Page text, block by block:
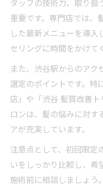
トリートメント専
美容室のトリ
理由
専門店ならで
美容室と専門
ト
トリートメン
解説
渋谷エリアで
活用法
美容室の料金相場
タッフの技術力、取り扱
重要です。専門店では、
した最新メニューを導
セリングに時間をかけて
また、渋谷駅からのアク
選定のポイントです。特
店」や「渋谷 髪質改善
ロンは、髪の悩みに対す
アが充実しています。
注意点として、初回限定
いをしっかり比較し、希
施術前に相談しましょう